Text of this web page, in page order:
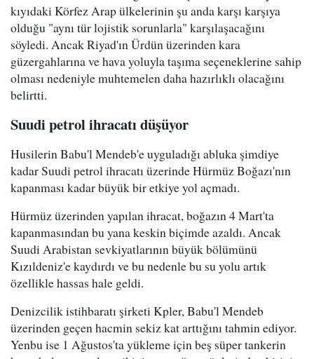
kıyıdaki Körfez Arap ülkelerinin şu anda karşı karşıya
olduğu "aynı tür lojistik sorunlarla" karşılaşacağını
söyledi. Ancak Riyad'ın Ürdün üzerinden kara
güzergahlarına ve hava yoluyla taşıma seçeneklerine sahip
olması nedeniyle muhtemelen daha hazırlıklı olacağını
belirtti.
Suudi petrol ihracatı düşüyor
Husilerin Babu'l Mendeb'e uyguladığı abluka şimdiye
kadar Suudi petrol ihracatı üzerinde Hürmüz Boğazı'nın
kapanması kadar büyük bir etkiye yol açmadı.
Hürmüz üzerinden yapılan ihracat, boğazın 4 Mart'ta
kapanmasından bu yana keskin biçimde azaldı. Ancak
Suudi Arabistan sevkiyatlarının büyük bölümünü
Kızıldeniz'e kaydırdı ve bu nedenle bu su yolu artık
özellikle hassas hale geldi.
Denizcilik istihbaratı şirketi Kpler, Babu'l Mendeb
üzerinden geçen hacmin sekiz kat arttığını tahmin ediyor.
Yenbu ise 1 Ağustos'ta yükleme için beş süper tankerin